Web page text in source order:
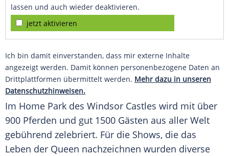
lassen und auch wieder deaktivieren.
jetzt aktivieren
Ich bin damit einverstanden, dass mir externe Inhalte
angezeigt werden. Damit können personenbezogene Daten an
Drittplattformen übermittelt werden. Mehr dazu in unseren
Datenschutzhinweisen.
Im Home Park des Windsor Castles wird mit über
900 Pferden und gut 1500 Gästen aus aller Welt
gebührend zelebriert. Für die Shows, die das
Leben der Queen nachzeichnen wurden diverse